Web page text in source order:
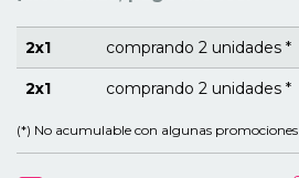
2x1 comprando 2 unidades *
2x1 comprando 2 unidades *
(*) No acumulable con algunas promociones